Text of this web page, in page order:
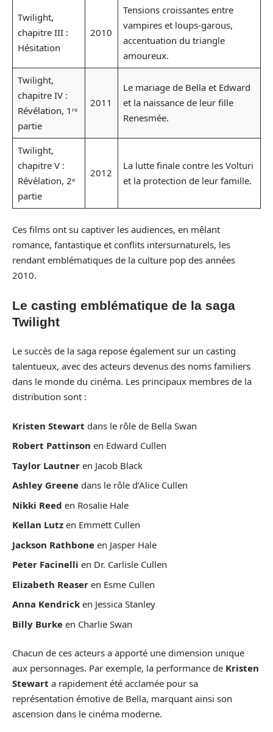
Twilight,
chapitre III :
Hésitation
2010
Tensions croissantes entre
vampires et loups-garous,
accentuation du triangle
amoureux.
Twilight,
chapitre IV :
Révélation, 1ʳᵉ
partie
2011
Le mariage de Bella et Edward
et la naissance de leur fille
Renesmée.
Twilight,
chapitre V :
Révélation, 2ᵉ
partie
2012
La lutte finale contre les Volturi
et la protection de leur famille.
Ces films ont su captiver les audiences, en mêlant
romance, fantastique et conflits intersurnaturels, les
rendant emblématiques de la culture pop des années
2010.
Le casting emblématique de la saga
Twilight
Le succès de la saga repose également sur un casting
talentueux, avec des acteurs devenus des noms familiers
dans le monde du cinéma. Les principaux membres de la
distribution sont :
Kristen Stewart dans le rôle de Bella Swan
Robert Pattinson en Edward Cullen
Taylor Lautner en Jacob Black
Ashley Greene dans le rôle d’Alice Cullen
Nikki Reed en Rosalie Hale
Kellan Lutz en Emmett Cullen
Jackson Rathbone en Jasper Hale
Peter Facinelli en Dr. Carlisle Cullen
Elizabeth Reaser en Esme Cullen
Anna Kendrick en Jessica Stanley
Billy Burke en Charlie Swan
Chacun de ces acteurs a apporté une dimension unique
aux personnages. Par exemple, la performance de Kristen
Stewart a rapidement été acclamée pour sa
représentation émotive de Bella, marquant ainsi son
ascension dans le cinéma moderne.